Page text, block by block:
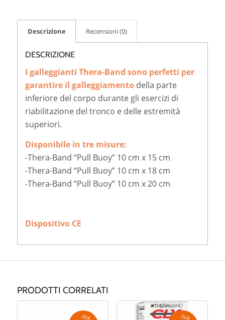
Descrizione Recensioni (0)
DESCRIZIONE
I galleggianti Thera-Band sono perfetti per
garantire il galleggiamentodella parte
inferiore del corpo durante gli esercizi di
riabilitazione del tronco e delle estremità
superiori.
Disponibile in tre misure:
-Thera-Band “Pull Buoy” 10 cm x 15 cm
-Thera-Band “Pull Buoy” 10 cm x 18 cm
-Thera-Band “Pull Buoy” 10 cm x 20 cm
Dispositivo CE
PRODOTTI CORRELATI
IV
A
g
e
v
o
la
ta IV
A
g
e
v
o
la
ta